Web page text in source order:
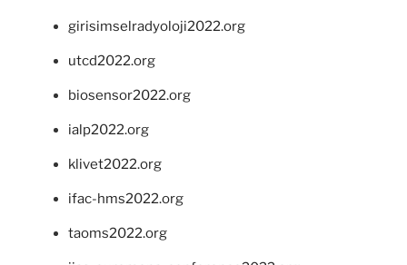
girisimselradyoloji2022.org
utcd2022.org
biosensor2022.org
ialp2022.org
klivet2022.org
ifac-hms2022.org
taoms2022.org